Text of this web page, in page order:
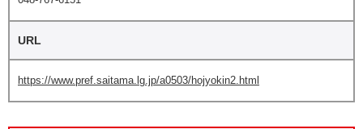
URL
https://www.pref.saitama.lg.jp/a0503/hojyokin2.html